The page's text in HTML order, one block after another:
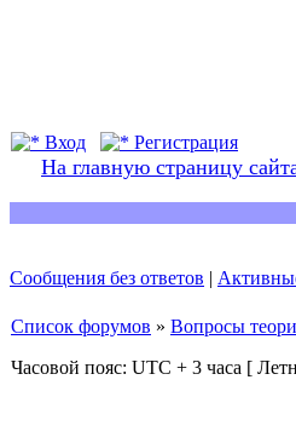
Вход
Регистрация
На главную страницу
Сообщения без ответов |
Список форумов » Вопросы
Часовой пояс: UTC + 3 часа [